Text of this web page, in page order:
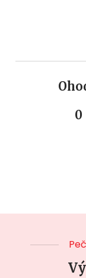
0